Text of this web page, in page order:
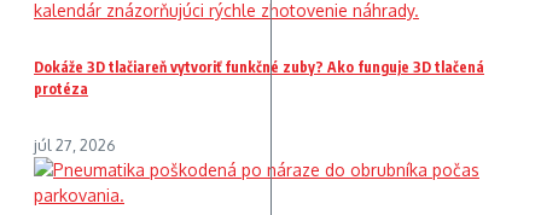
Dokáže 3D tlačiareň vytvoriť funkčné zuby? Ako funguje 3D tlačená
protéza
júl 27, 2026